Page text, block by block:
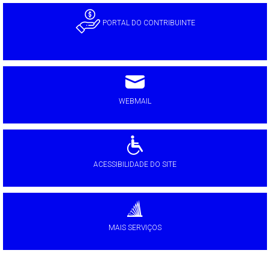
PORTAL DO CONTRIBUINTE
WEBMAIL
ACESSIBILIDADE DO SITE
MAIS SERVIÇOS